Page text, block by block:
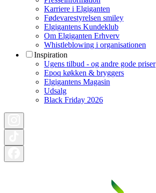
Karriere i Elgiganten
Fødevarestyrelsen smiley
Elgigantens Kundeklub
Om Elgiganten Erhverv
Whistleblowing i organisationen
Inspiration
Ugens tilbud - og andre gode priser
Epoq køkken & bryggers
Elgigantens Magasin
Udsalg
Black Friday 2026